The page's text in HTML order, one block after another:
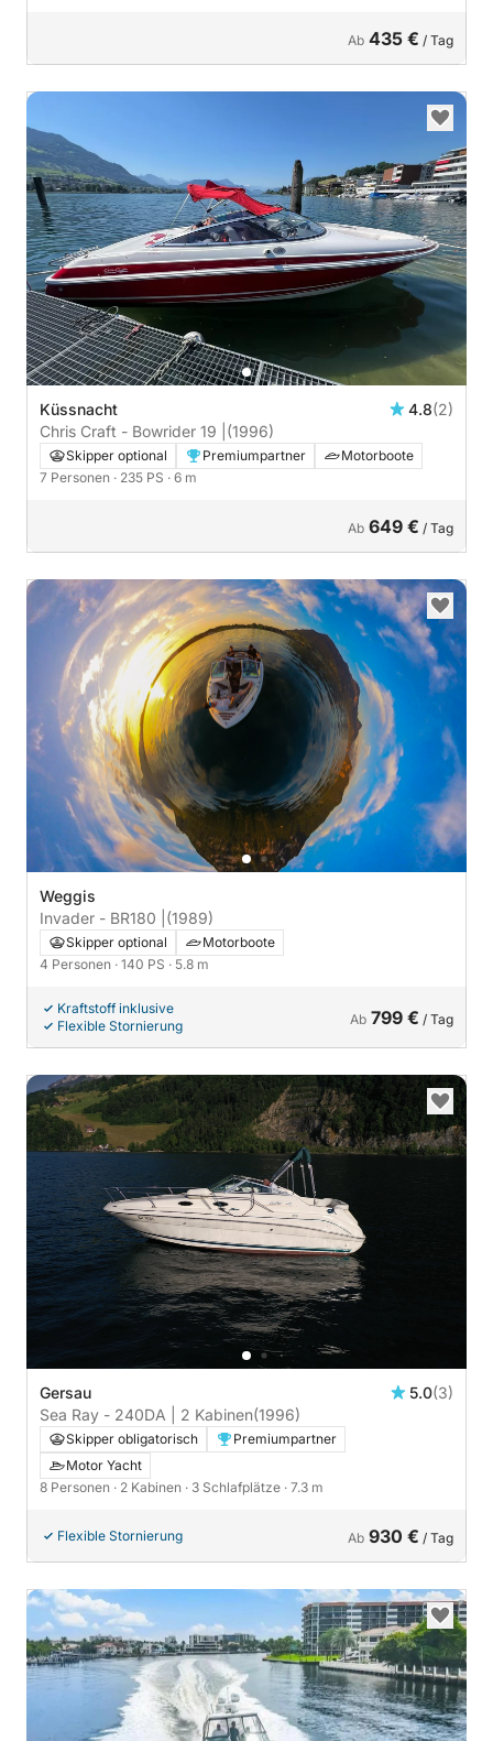
Ab 435 € / Tag
Küssnacht 4.8(2)
Chris Craft - Bowrider 19 | (1996)
Skipper optional Premiumpartner
Motorboote
7 Personen · 235 PS · 6 m
Ab 649 € / Tag
Weggis
Invader - BR180 | (1989)
Skipper optional
Motorboote
4 Personen · 140 PS · 5.8 m
Kraftstoff inklusive
Flexible Stornierung
Ab 799 € / Tag
Gersau 5.0(3)
Sea Ray - 240DA | 2 Kabinen(1996)
Skipper obligatorisch
Premiumpartner
Motor Yacht
8 Personen · 2 Kabinen · 3 Schlafplätze · 7.3 m
Flexible Stornierung Ab 930 € / Tag